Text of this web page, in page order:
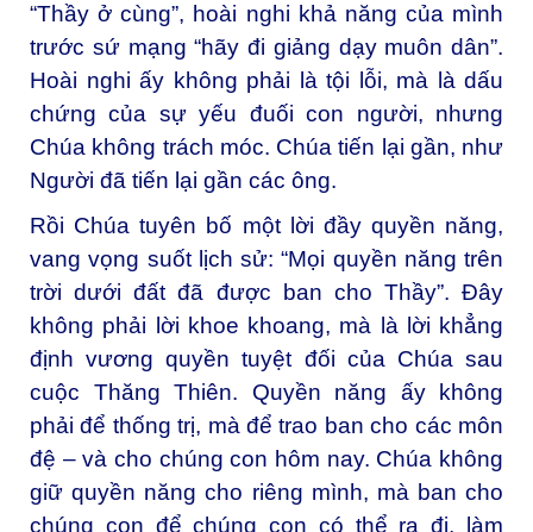
“Thầy ở cùng”, hoài nghi khả năng của mình
trước sứ mạng “hãy đi giảng dạy muôn dân”.
Hoài nghi ấy không phải là tội lỗi, mà là dấu
chứng của sự yếu đuối con người, nhưng
Chúa không trách móc. Chúa tiến lại gần, như
Người đã tiến lại gần các ông.
Rồi Chúa tuyên bố một lời đầy quyền năng,
vang vọng suốt lịch sử: “Mọi quyền năng trên
trời dưới đất đã được ban cho Thầy”. Đây
không phải lời khoe khoang, mà là lời khẳng
định vương quyền tuyệt đối của Chúa sau
cuộc Thăng Thiên. Quyền năng ấy không
phải để thống trị, mà để trao ban cho các môn
đệ – và cho chúng con hôm nay. Chúa không
giữ quyền năng cho riêng mình, mà ban cho
chúng con để chúng con có thể ra đi, làm